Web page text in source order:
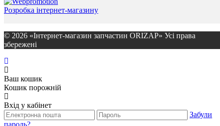
Розробка інтернет-магазину
© 2026 «Інтернет-магазин запчастин ORIZAP» Усі права
збережені
Ваш кошик
Кошик порожній
Вхід у кабінет
Забули
пароль?